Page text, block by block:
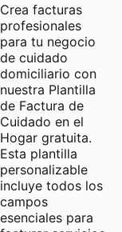
Crea facturas
profesionales
para tu negocio
de cuidado
domiciliario con
nuestra Plantilla
de Factura de
Cuidado en el
Hogar gratuita.
Esta plantilla
personalizable
incluye todos los
campos
esenciales para